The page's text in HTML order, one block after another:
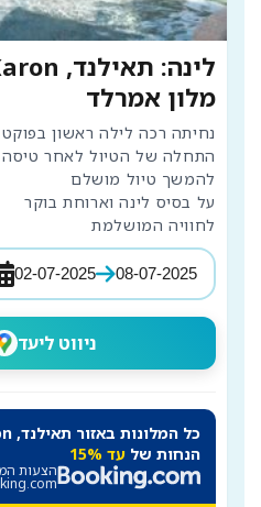
לינה: תאילנד, Tambon Karon
מלון אמרלד
לחוויה המושלמת
02-07-2025 08-07-2025
ניווט ליעד
הנחות של עד 15%
הצעות